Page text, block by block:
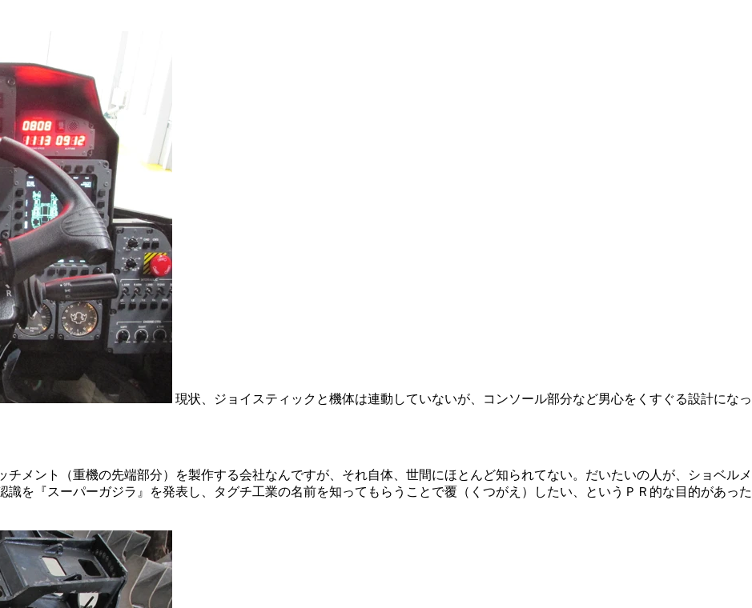
現状、ジョイスティックと機体は連動していないが、コンソール部分など男心をくすぐる設計になっ
チメント（重機の先端部分）を製作する会社なんですが、それ自体、世間にほとんど知られてない。だいたいの人が、ショベルメ
を『スーパーガジラ』を発表し、タグチ工業の名前を知ってもらうことで覆（くつがえ）したい、というＰＲ的な目的があった